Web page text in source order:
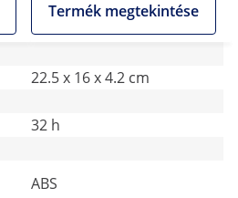
Termék megtekintése
22.5 x 16 x 4.2 cm
32 h
ABS